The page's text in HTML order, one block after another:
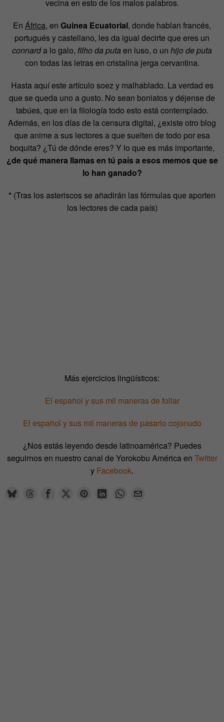
vecina en esto de los malos palabros.
En África, en Guinea Ecuatorial, donde hablan francés,
portugués y castellano, les da igual decirte que eres un
connarda lo galo, filho da puta en luso, o un hijo de puta
con todas las letras en cristalina jerga cervantina.
Hasta aquí este artículo soez y malhablado. La verdad es
que se queda uno a gusto. No sean boniatos y déjense de
tabúes, que en la filología todo esto está contemplado.
Además, en los días de la censura digital, ¿existe otro blog
que anime a sus lectores a que suelten de todo por esa
boquita? ¿Tú de dónde eres? Y lo que es más importante,
¿de qué manera llamas en tú país a esos memos que se
lo han ganado?
* (Tras los asteriscos se añadirán las fórmulas que aporten
los lectores de cada país)
Más ejercicios lingüísticos:
El español y sus mil maneras de follar
El español y sus mil maneras de pasarlo cojonudo
¿Nos estás leyendo desde latinoamérica? Puedes
seguirnos en nuestro canal de Yorokobu América en Twitter
y Facebook.